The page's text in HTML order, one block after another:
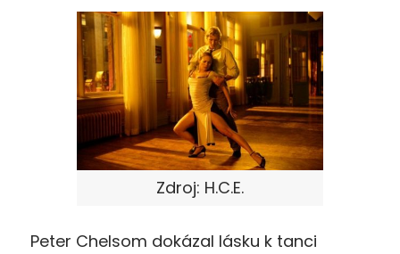
Zdroj: H.C.E.
Peter Chelsom dokázal lásku k tanci